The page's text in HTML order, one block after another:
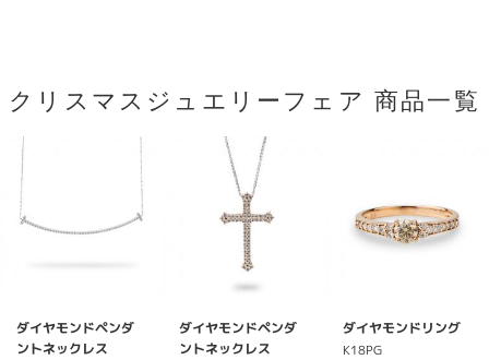
クリスマスジュエリーフェア 商品一覧
ダイヤモンドペンダ
ントネックレス
ダイヤモンドペンダ
ントネックレス
ダイヤモンドリング
K18PG